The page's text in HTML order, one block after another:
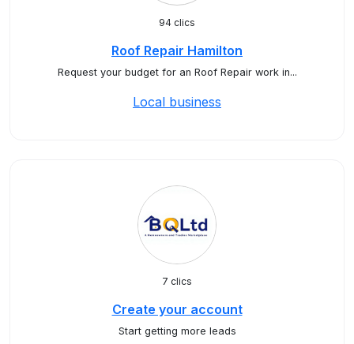
94 clics
Roof Repair Hamilton
Request your budget for an Roof Repair work in...
Local business
7 clics
Create your account
Start getting more leads